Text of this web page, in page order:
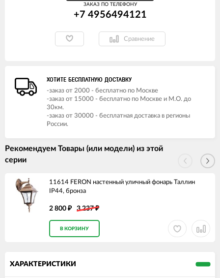
ЗАКАЗ ПО ТЕЛЕФОНУ
+7 4956494121
Сравнение
ХОТИТЕ БЕСПЛАТНУЮ ДОСТАВКУ
-заказ от 2000 - бесплатно по Москве
-заказ от 15000 - бесплатно по Москве и М.О. до
30км.
-заказ от 30000 - бесплатная доставка в регионы
России.
Рекомендуем Товары (или модели) из этой
серии
11614 FERON настенный уличный фонарь Таллин
IP44, бронза
2 800 ₽ 3 237₽
В КОРЗИНУ
ХАРАКТЕРИСТИКИ